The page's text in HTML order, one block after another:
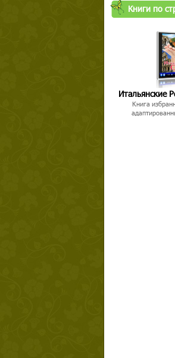
Книги по
Итальянские
Книга